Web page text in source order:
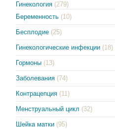
Гинекология (279)
Беременность (10)
Бесплодие (25)
Гинекологические инфекции (18)
Гормоны (13)
Заболевания (74)
Контрацепция (11)
Менструальный цикл (32)
Шейка матки (95)